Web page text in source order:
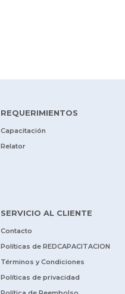
REQUERIMIENTOS
Capacitación
Relator
SERVICIO AL CLIENTE
Contacto
Políticas de REDCAPACITACION
Términos y Condiciones
Políticas de privacidad